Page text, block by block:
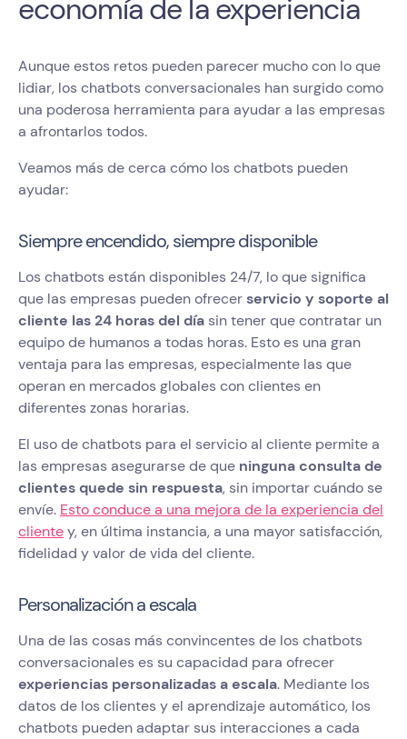
economía de la experiencia
Aunque estos retos pueden parecer mucho con lo que
lidiar, los chatbots conversacionales han surgido como
una poderosa herramienta para ayudar a las empresas
a afrontarlos todos.
Veamos más de cerca cómo los chatbots pueden
ayudar:
Siempre encendido, siempre disponible
Los chatbots están disponibles 24/7, lo que significa
que las empresas pueden ofrecerservicio y soporte al
cliente las 24 horas del día sin tener que contratar un
equipo de humanos a todas horas. Esto es una gran
ventaja para las empresas, especialmente las que
operan en mercados globales con clientes en
diferentes zonas horarias.
El uso de chatbots para el servicio al cliente permite a
las empresas asegurarse de que ninguna consulta de
clientes quede sin respuesta, sin importar cuándo se
envíe. Esto conduce a una mejora de la experiencia del
clientey, en última instancia, a una mayor satisfacción,
fidelidad y valor de vida del cliente.
Personalización a escala
Una de las cosas más convincentes de los chatbots
conversacionales es su capacidad para ofrecer
experiencias personalizadas a escala. Mediante los
datos de los clientes y el aprendizaje automático, los
chatbots pueden adaptar sus interacciones a cada